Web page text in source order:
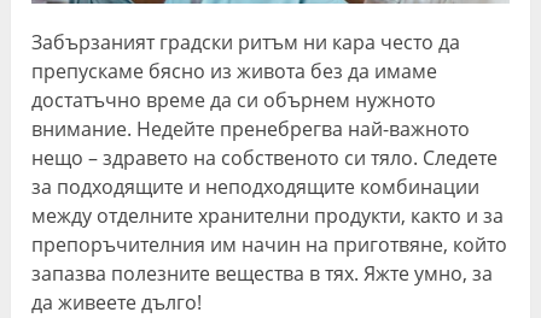
Забързаният градски ритъм ни кара често да
препускаме бясно из живота без да имаме
достатъчно време да си обърнем нужното
внимание. Недейте пренебрегва най-важното
нещо – здравето на собственото си тяло. Следете
за подходящите и неподходящите комбинации
между отделните хранителни продукти, както и за
препоръчителния им начин на приготвяне, който
запазва полезните вещества в тях. Яжте умно, за
да живеете дълго!